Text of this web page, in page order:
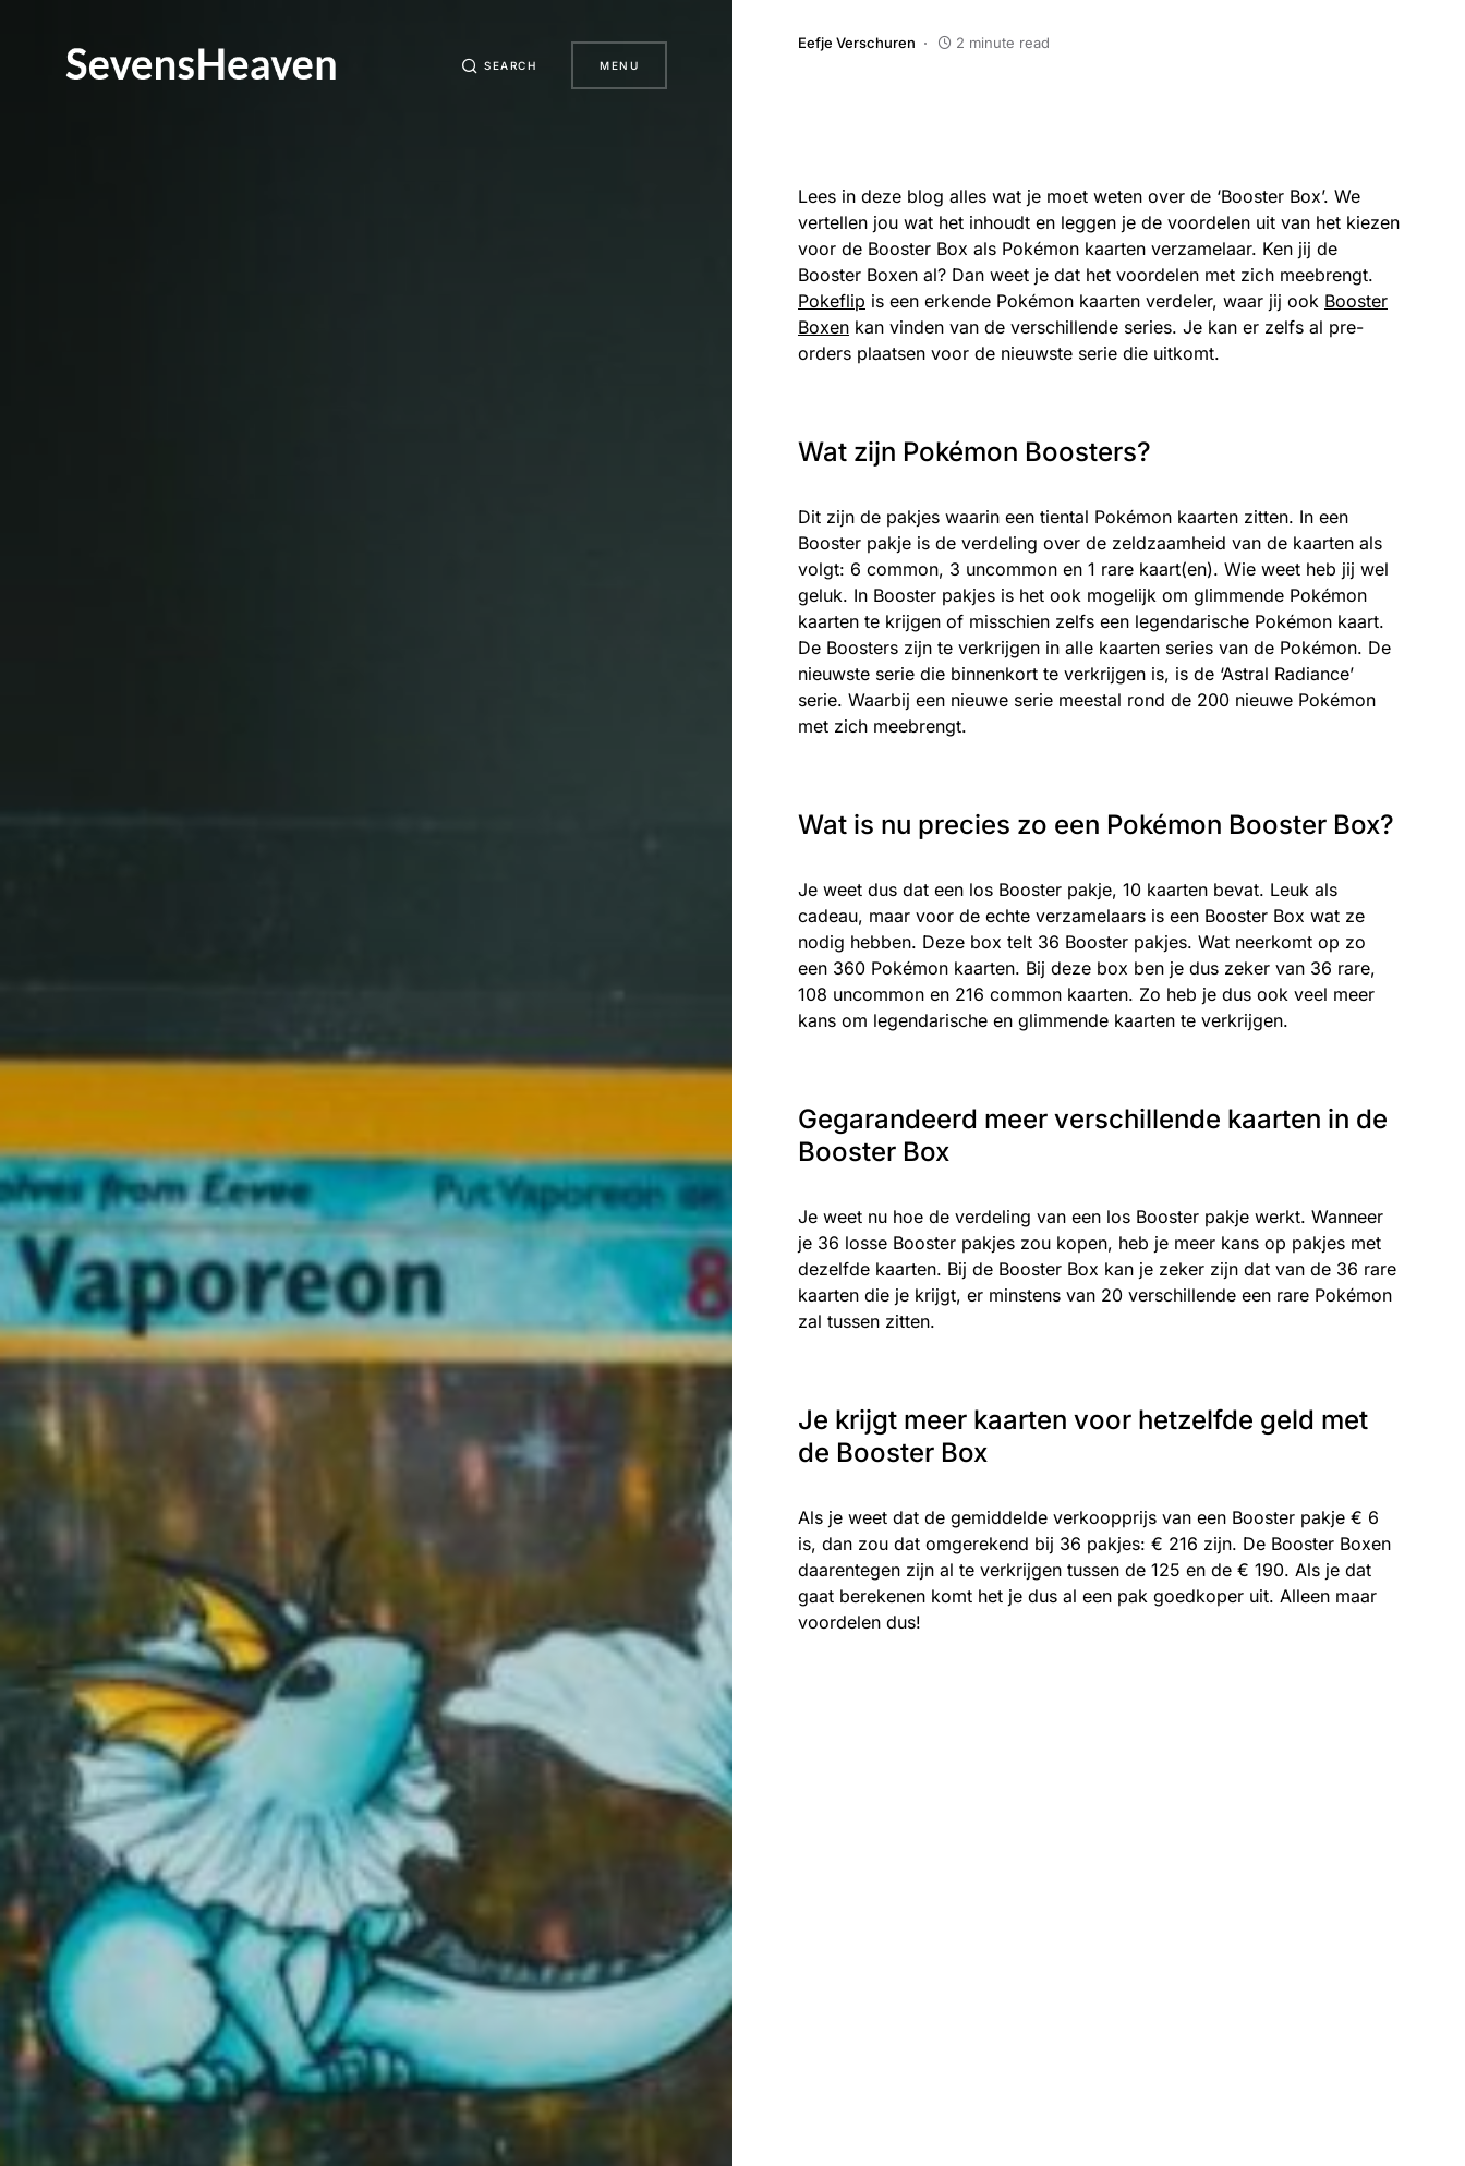
SEARCH MENU
Eefje Verschuren 2 minute read
Lees in deze blog alles wat je moet weten over de ‘Booster Box’. We
vertellen jou wat het inhoudt en leggen je de voordelen uit van het kiezen
voor de Booster Box als Pokémon kaarten verzamelaar. Ken jij de
Booster Boxen al? Dan weet je dat het voordelen met zich meebrengt.
Pokeflip is een erkende Pokémon kaarten verdeler, waar jij ook Booster
Boxen kan vinden van de verschillende series. Je kan er zelfs al pre-
orders plaatsen voor de nieuwste serie die uitkomt.
Wat zijn Pokémon Boosters?
Dit zijn de pakjes waarin een tiental Pokémon kaarten zitten. In een
Booster pakje is de verdeling over de zeldzaamheid van de kaarten als
volgt: 6 common, 3 uncommon en 1 rare kaart(en). Wie weet heb jij wel
geluk. In Booster pakjes is het ook mogelijk om glimmende Pokémon
kaarten te krijgen of misschien zelfs een legendarische Pokémon kaart.
De Boosters zijn te verkrijgen in alle kaarten series van de Pokémon. De
nieuwste serie die binnenkort te verkrijgen is, is de ‘Astral Radiance’
serie. Waarbij een nieuwe serie meestal rond de 200 nieuwe Pokémon
met zich meebrengt.
Wat is nu precies zo een Pokémon Booster Box?
Je weet dus dat een los Booster pakje, 10 kaarten bevat. Leuk als
cadeau, maar voor de echte verzamelaars is een Booster Box wat ze
nodig hebben. Deze box telt 36 Booster pakjes. Wat neerkomt op zo
een 360 Pokémon kaarten. Bij deze box ben je dus zeker van 36 rare,
108 uncommon en 216 common kaarten. Zo heb je dus ook veel meer
kans om legendarische en glimmende kaarten te verkrijgen.
Gegarandeerd meer verschillende kaarten in de
Booster Box
Je weet nu hoe de verdeling van een los Booster pakje werkt. Wanneer
je 36 losse Booster pakjes zou kopen, heb je meer kans op pakjes met
dezelfde kaarten. Bij de Booster Box kan je zeker zijn dat van de 36 rare
kaarten die je krijgt, er minstens van 20 verschillende een rare Pokémon
zal tussen zitten.
Je krijgt meer kaarten voor hetzelfde geld met
de Booster Box
Als je weet dat de gemiddelde verkoopprijs van een Booster pakje € 6
is, dan zou dat omgerekend bij 36 pakjes: € 216 zijn. De Booster Boxen
daarentegen zijn al te verkrijgen tussen de 125 en de € 190. Als je dat
gaat berekenen komt het je dus al een pak goedkoper uit. Alleen maar
voordelen dus!